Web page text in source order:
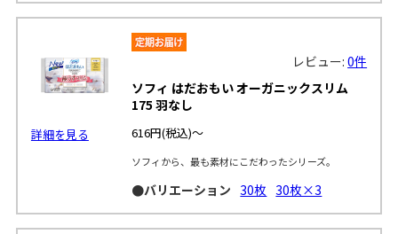
詳細を見る
レビュー:0件
ソフィ はだおもい オーガニックスリム
175 羽なし
616円(税込)～
ソフィから、最も素材にこだわったシリーズ。
●バリエーション 30枚 30枚×3